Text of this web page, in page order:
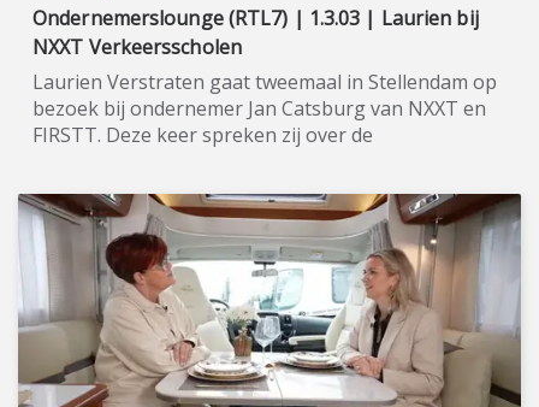
Ondernemerslounge (RTL7) | 1.3.03 | Laurien bij
NXXT Verkeersscholen
Laurien Verstraten gaat tweemaal in Stellendam op
bezoek bij ondernemer Jan Catsburg van NXXT en
FIRSTT. Deze keer spreken zij over de
NXXT, een bedrijf van zelfstandig ondernemer Jan
Catsburg, is een landelijke franchiseorganisatie
binnen de autorijvaardigheidsbranche. Zij werft,
traint en begeleidt rijinstructeurs. Wilt u zich om
laten scholen tot rijinstructeur? Dan doet u dit met
behulp van het gelieerde concept FIRSTT. Er is
gekozen voor een persoonlijke approach, in plaats
van voor klassikaal onderwijs. Ervaren
rijinstructeurs hebben zich binnen het team van